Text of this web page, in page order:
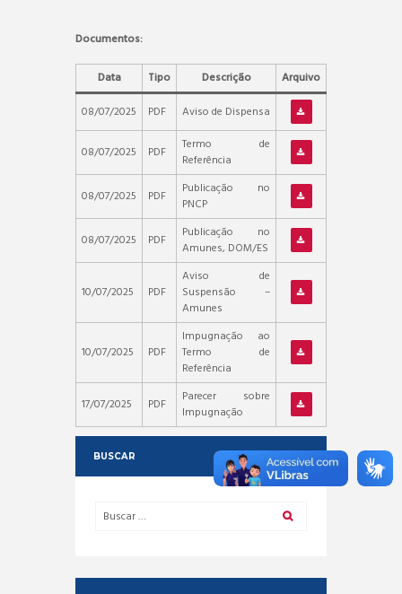
Documentos:
Data Tipo Descrição
Arquivo
08/07/2025
PDF Aviso de Dispensa
08/07/2025 PDF
Termo de
Referência
08/07/2025
PDF
Publicação no
PNCP
08/07/2025
PDF
Publicação no
Amunes, DOM/ES
10/07/2025 PDF
Aviso de
Suspensão –
Amunes
10/07/2025 PDF
Impugnação ao
Termo de
Referência
17/07/2025
PDF
Parecer sobre
Impugnação
BUSCAR